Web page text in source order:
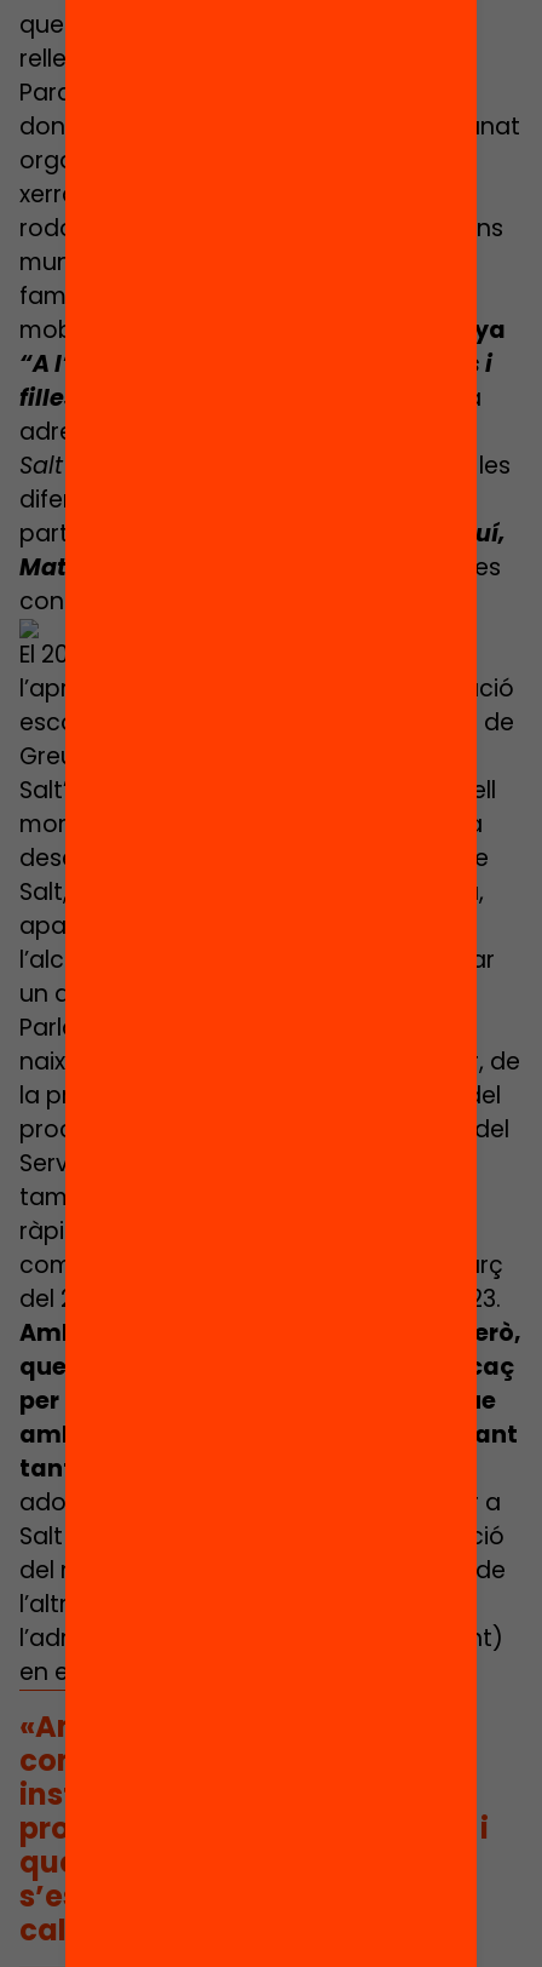
que han tingut un impacte real poc
rellevant.
Paral·lelament, i en la línia d’informar i
donar visibilitat al tema, Salt’Educa ha anat
organitzant diverses activitats com ara
xerrades obertes a la ciutadania, taula
rodona amb els candidats a les eleccions
municipals, conversa adreçada a les
famílies en època de preinscripció, la
mobilització
la campanya
“A l’hora d’escolaritzar els nostres fills i
filles, quina escola triem?”
, la gimcana
adreçada al personal docent
Salt veus?»
(descoberta i reflexió sobre les
diferents realitats del municipi),
participació en la campanya
Votes aquí,
Matricula’t aquí!”
del Col·lectiu d’Escoles
contra la segregació, etc.
El 2019 suposa un punt d’inflexió amb
l’aprovació del Pacte contra la Segregació
escolar a Catalunya impulsat pel Síndic de
Greuges i el Departament d’Educació.
Salt’Educa n’és entitat signant i, en aquell
moment, creiem que el pacte ajudarà a
desencallar el procés dessegregador de
Salt, ja que l’Ajuntament també el signa,
aparentment amb molta convicció -
l’alcalde Jordi Viñas, d’ERC, va pronunciar
un discurs el dia de la signatura al
Parlament de Catalunya. Del Pacte en
naixerà el Decret 11/2021, de 16 de febrer, de
la programació de l’oferta educativa i del
procediment d’admissió en els centres del
Servei d’Educació de Catalunya, que
també genera expectatives. Però
ràpidament veiem que és un
començar, tot i haver-se aprovat el març
del 2021, no s’aplicarà fins al curs 2022/23.
Amb el pas del temps, comprovem, però,
que el Pacte és un instrument poc eficaç
per produir canvis reals al territori i que
amb el Decret, a Salt no s’està avançant
tant com caldria.
adonem que el Decret és insuficient per a
Salt en alguns aspectes, ja que la situació
del municipi és un
de facto, i de
l’altra, copsem una desídia per part de
l’administració (consistori i departament)
en encarar el repte.
«Amb el pas del temps vam
comprovar que el Pacte és un
instrument poc eficaç per
produir canvis reals al territori i
que amb el Decret, a Salt no
s’està avançant tant com
caldria.»